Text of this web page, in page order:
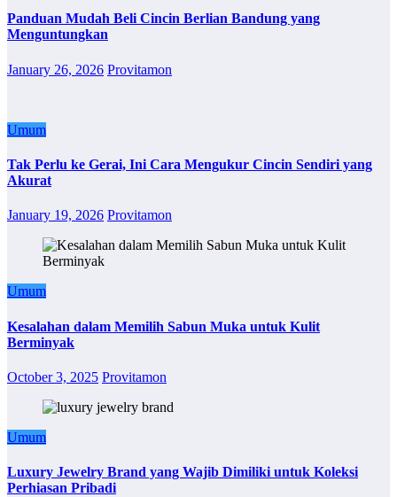
Panduan Mudah Beli Cincin Berlian Bandung yang
Menguntungkan
January 26, 2026 Provitamon
Umum
Tak Perlu ke Gerai, Ini Cara Mengukur Cincin Sendiri yang
Akurat
January 19, 2026 Provitamon
Umum
Kesalahan dalam Memilih Sabun Muka untuk Kulit
Berminyak
October 3, 2025 Provitamon
Umum
Luxury Jewelry Brand yang Wajib Dimiliki untuk Koleksi
Perhiasan Pribadi